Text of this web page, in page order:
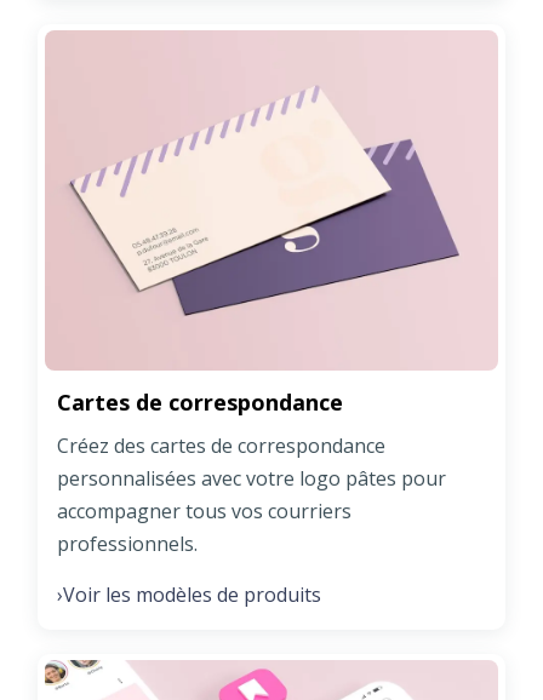
Cartes de correspondance
Créez des cartes de correspondance
personnalisées avec votre logo pâtes pour
accompagner tous vos courriers
professionnels.
›Voir les modèles de produits